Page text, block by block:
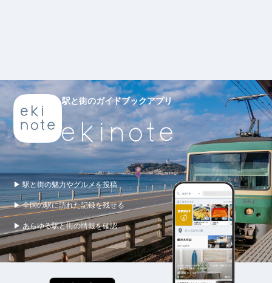
駅と街のガイドブックアプリ
▶ 駅と街の魅力やグルメを投稿
▶ 全国の駅に訪れた記録を残せる
▶ あらゆる駅と街の情報を確認